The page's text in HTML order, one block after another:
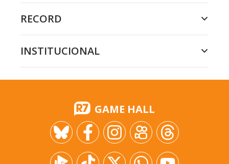
RECORD
INSTITUCIONAL
GAME HALL